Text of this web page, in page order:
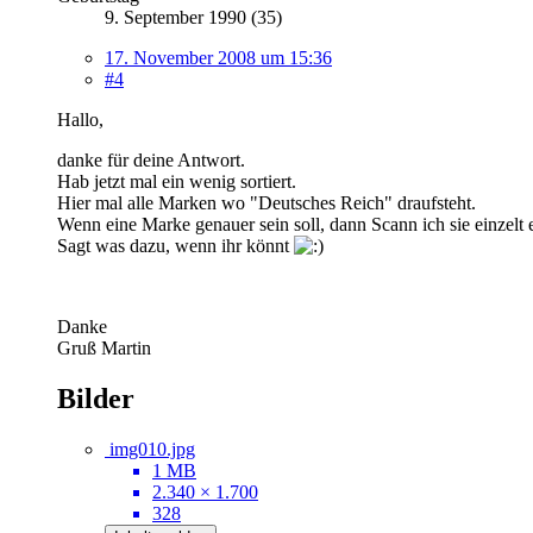
9. September 1990 (35)
17. November 2008 um 15:36
#4
Hallo,
danke für deine Antwort.
Hab jetzt mal ein wenig sortiert.
Hier mal alle Marken wo "Deutsches Reich" draufsteht.
Wenn eine Marke genauer sein soll, dann Scann ich sie einzelt
Sagt was dazu, wenn ihr könnt
Danke
Gruß Martin
Bilder
img010.jpg
1 MB
2.340 × 1.700
328